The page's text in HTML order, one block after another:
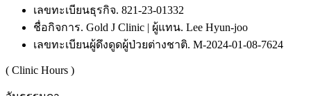
เลขทะเบียนธุรกิจ. 821-23-01332
ชื่อกิจการ. Gold J Clinic | ผู้แทน. Lee Hyun-joo
เลขทะเบียนผู้ดึงดูดผู้ป่วยต่างชาติ. M-2024-01-08-7624
( Clinic Hours )